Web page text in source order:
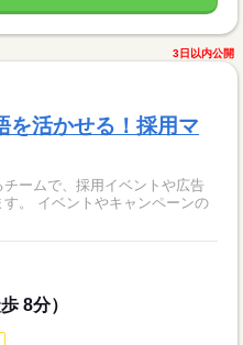
3日以内公開
を活かせる！採用マ
ームで、採用イベントや広告
。 イベントやキャンペーンの
8分）